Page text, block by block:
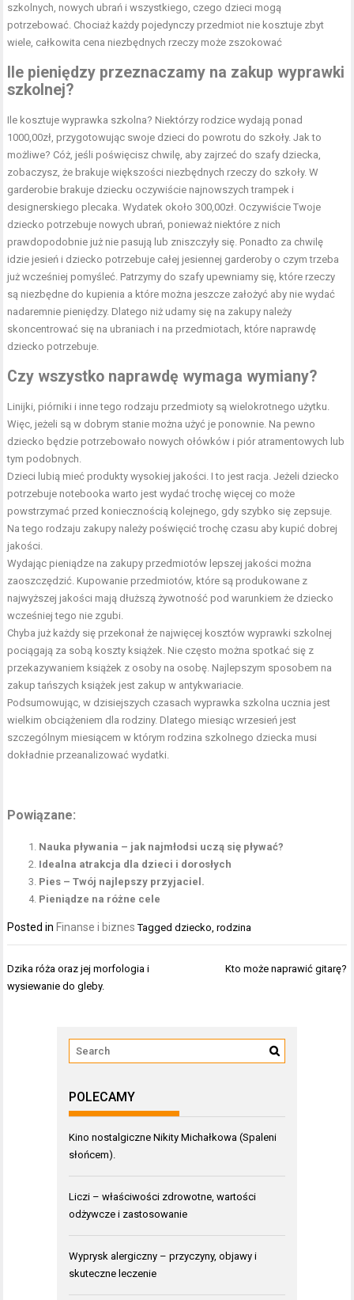
szkolnych, nowych ubrań i wszystkiego, czego dzieci mogą
potrzebować. Chociaż każdy pojedynczy przedmiot nie kosztuje zbyt
wiele, całkowita cena niezbędnych rzeczy może zszokować
Ile pieniędzy przeznaczamy na zakup wyprawki
szkolnej?
Ile kosztuje wyprawka szkolna? Niektórzy rodzice wydają ponad
1000,00zł, przygotowując swoje dzieci do powrotu do szkoły. Jak to
możliwe? Cóż, jeśli poświęcisz chwilę, aby zajrzeć do szafy dziecka,
zobaczysz, że brakuje większości niezbędnych rzeczy do szkoły. W
garderobie brakuje dziecku oczywiście najnowszych trampek i
designerskiego plecaka. Wydatek około 300,00zł. Oczywiście Twoje
dziecko potrzebuje nowych ubrań, ponieważ niektóre z nich
prawdopodobnie już nie pasują lub zniszczyły się. Ponadto za chwilę
idzie jesień i dziecko potrzebuje całej jesiennej garderoby o czym trzeba
już wcześniej pomyśleć. Patrzymy do szafy upewniamy się, które rzeczy
są niezbędne do kupienia a które można jeszcze założyć aby nie wydać
nadaremnie pieniędzy. Dlatego niż udamy się na zakupy należy
skoncentrować się na ubraniach i na przedmiotach, które naprawdę
dziecko potrzebuje.
Czy wszystko naprawdę wymaga wymiany?
Linijki, piórniki i inne tego rodzaju przedmioty są wielokrotnego użytku.
Więc, jeżeli są w dobrym stanie można użyć je ponownie. Na pewno
dziecko będzie potrzebowało nowych ołówków i piór atramentowych lub
tym podobnych.
Dzieci lubią mieć produkty wysokiej jakości. I to jest racja. Jeżeli dziecko
potrzebuje notebooka warto jest wydać trochę więcej co może
powstrzymać przed koniecznością kolejnego, gdy szybko się zepsuje.
Na tego rodzaju zakupy należy poświęcić trochę czasu aby kupić dobrej
jakości.
Wydając pieniądze na zakupy przedmiotów lepszej jakości można
zaoszczędzić. Kupowanie przedmiotów, które są produkowane z
najwyższej jakości mają dłuższą żywotność pod warunkiem że dziecko
wcześniej tego nie zgubi.
Chyba już każdy się przekonał że najwięcej kosztów wyprawki szkolnej
pociągają za sobą koszty książek. Nie często można spotkać się z
przekazywaniem książek z osoby na osobę. Najlepszym sposobem na
zakup tańszych książek jest zakup w antykwariacie.
Podsumowując, w dzisiejszych czasach wyprawka szkolna ucznia jest
wielkim obciążeniem dla rodziny. Dlatego miesiąc wrzesień jest
szczególnym miesiącem w którym rodzina szkolnego dziecka musi
dokładnie przeanalizować wydatki.
Powiązane:
Nauka pływania – jak najmłodsi uczą się pływać?
Idealna atrakcja dla dzieci i dorosłych
Pies – Twój najlepszy przyjaciel.
Pieniądze na różne cele
Posted in Finanse i biznes Taggeddziecko ,rodzina
Nawigacja
wpisu
Dzika róża oraz jej morfologia i
wysiewanie do gleby.
Kto może naprawić gitarę?
POLECAMY
Kino nostalgiczne Nikity Michałkowa (Spaleni
słońcem).
Liczi – właściwości zdrowotne, wartości
odżywcze i zastosowanie
Wyprysk alergiczny – przyczyny, objawy i
skuteczne leczenie